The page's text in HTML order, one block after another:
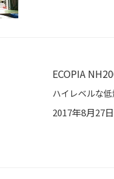
ECOPIA
2017年8月27日